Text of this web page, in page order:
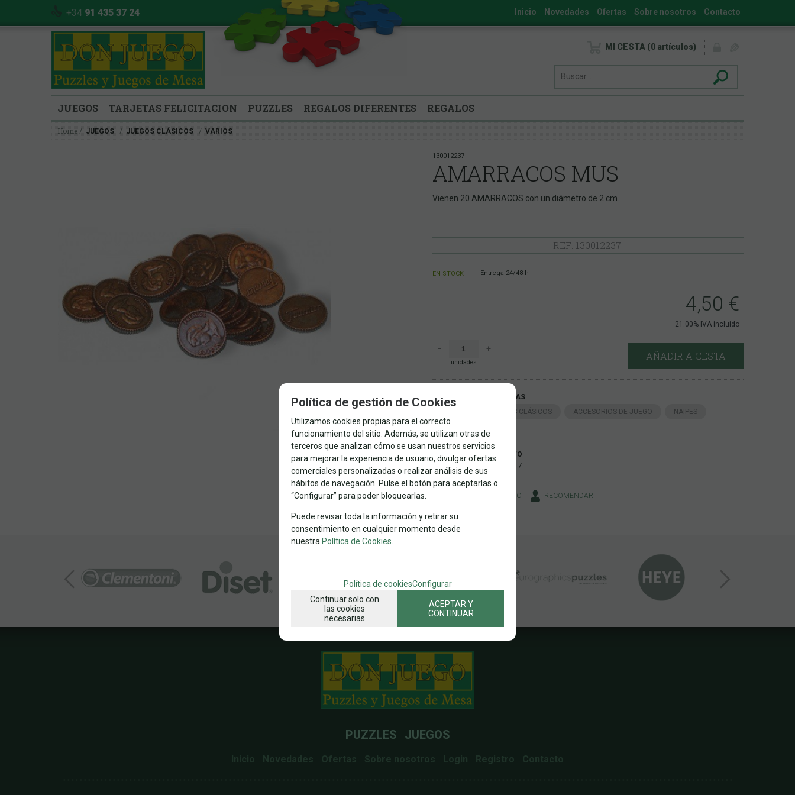
+34 91 435 37 24
MI CESTA 0 artículos
Inicio Novedades Ofertas Sobre nosotros Contacto
JUEGOS TARJETAS FELICITACION PUZZLES REGALOS DIFERENTES REGALOS
Home JUEGOS JUEGOS CLÁSICOS VARIOS
130012237
AMARRACOS MUS
Vienen 20 AMARRACOS con un diámetro de 2 cm.
REF: 130012237.
EN STOCK Entrega 24/48 h
4,50 €
21.00% IVA incluido
-
unidades
+
AÑADIR A CESTA
FAMILIAS RELACIONADAS
JUEGOS CLÁSICOS ACCESORIOS DE JUEGO NAIPES
VARIOS
FECHA DE LANZAMIENTO
Jueves, 9 Noviembre 2017
SOLICITAR MÁS INFO RECOMENDAR
PUZZLES JUEGOS
Inicio Novedades Ofertas Sobre nosotros Login Registro Contacto
Política de gestión de Cookies
Utilizamos cookies propias para el correcto
funcionamiento del sitio. Además, se utilizan otras de
terceros que analizan cómo se usan nuestros servicios
para mejorar la experiencia de usuario, divulgar ofertas
comerciales personalizadas o realizar análisis de sus
hábitos de navegación. Pulse el botón para aceptarlas o
“Configurar” para poder bloquearlas.
Puede revisar toda la información y retirar su
consentimiento en cualquier momento desde
nuestra Política de Cookies
Política de cookiesConfigurar
Continuar solo con
las cookies
necesarias
ACEPTAR Y
CONTINUAR